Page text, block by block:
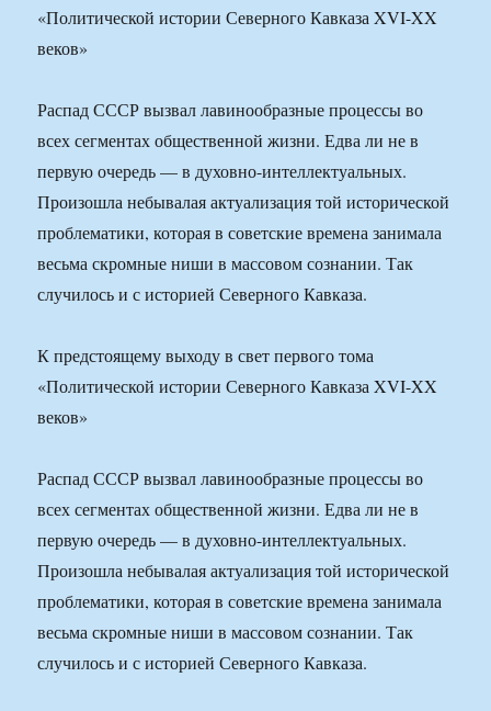
«Политической истории Северного Кавказа XVI-XX
веков»
Распад СССР вызвал лавинообразные процессы во
всех сегментах общественной жизни. Едва ли не в
первую очередь — в духовно-интеллектуальных.
Произошла небывалая актуализация той исторической
проблематики, которая в советские времена занимала
весьма скромные ниши в массовом сознании. Так
случилось и с историей Северного Кавказа.
К предстоящему выходу в свет первого тома
«Политической истории Северного Кавказа XVI-XX
веков»
Распад СССР вызвал лавинообразные процессы во
всех сегментах общественной жизни. Едва ли не в
первую очередь — в духовно-интеллектуальных.
Произошла небывалая актуализация той исторической
проблематики, которая в советские времена занимала
весьма скромные ниши в массовом сознании. Так
случилось и с историей Северного Кавказа.